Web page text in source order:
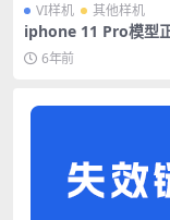
VI样机 其他样机
iphone 11 Pro模型
背面效果图UI平铺展
能贴图样机
6年前